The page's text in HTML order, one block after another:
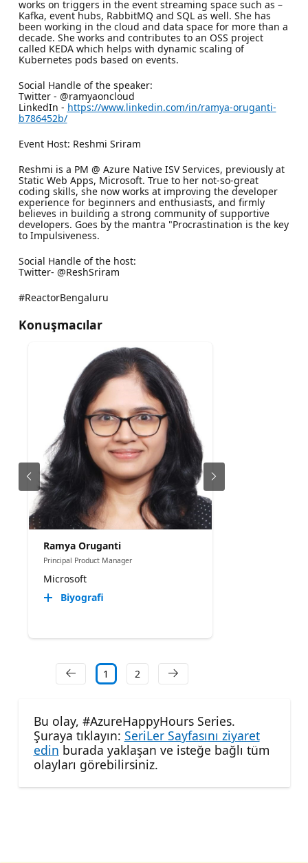
works on triggers in the event streaming space such as –
Kafka, event hubs, RabbitMQ and SQL as well. She has
been working in the cloud and data space for more than a
decade. She works and contributes to an OSS project
called KEDA which helps with dynamic scaling of
Kubernetes pods based on events.
Social Handle of the speaker:
Twitter - @ramyaoncloud
LinkedIn - https://www.linkedin.com/in/ramya-oruganti-
b786452b/
Event Host: Reshmi Sriram
Reshmi is a PM @ Azure Native ISV Services, previously at
Static Web Apps, Microsoft. True to her not-so-great
coding skills, she now works at improving the developer
experience for beginners and enthusiasts, and firmly
believes in building a strong community of supportive
developers. Goes by the mantra "Procrastination is the key
to Impulsiveness.
Social Handle of the host:
Twitter- @ReshSriram
#ReactorBengaluru
Konuşmacılar
Ramya Oruganti
Principal Product Manager
Microsoft
Biyografi
1 2
Bu olay, #AzureHappyHours Series.
Şuraya tıklayın: SeriLer Sayfasını ziyaret
edin burada yaklaşan ve isteğe bağlı tüm
olayları görebilirsiniz.